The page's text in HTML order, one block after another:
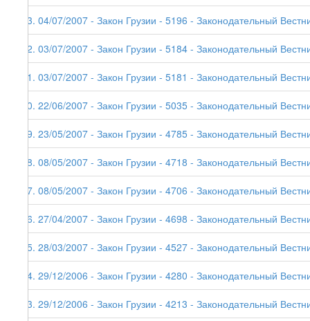
63. 04/07/2007 - Закон Грузии - 5196 - Законодательный
62. 03/07/2007 - Закон Грузии - 5184 - Законодательный
61. 03/07/2007 - Закон Грузии - 5181 - Законодательный
60. 22/06/2007 - Закон Грузии - 5035 - Законодательный
59. 23/05/2007 - Закон Грузии - 4785 - Законодательный
58. 08/05/2007 - Закон Грузии - 4718 - Законодательный
57. 08/05/2007 - Закон Грузии - 4706 - Законодательный
56. 27/04/2007 - Закон Грузии - 4698 - Законодательный
55. 28/03/2007 - Закон Грузии - 4527 - Законодательный
54. 29/12/2006 - Закон Грузии - 4280 - Законодательный
53. 29/12/2006 - Закон Грузии - 4213 - Законодательный